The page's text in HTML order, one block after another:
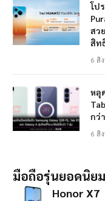
โป
สว
สิท
6 สิ
หลุ
กว่
6 สิ
มือถือรุ่นยอดนิยม
Honor X7